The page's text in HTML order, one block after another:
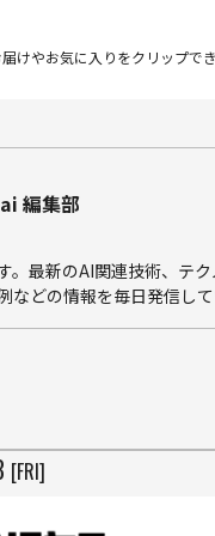
けやお気に入りをクリップで
編集部
。最新のAI関連技術、テ
などの情報を毎日発信して
[FRI]